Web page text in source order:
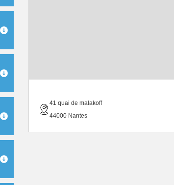
41 quai de malakoff
44000 Nantes